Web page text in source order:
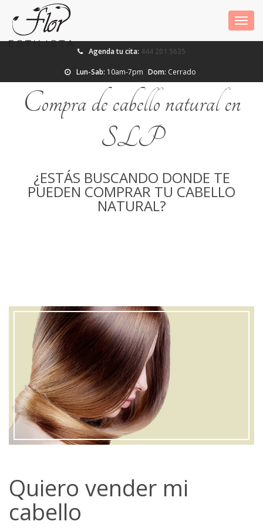
TINTE Y MECHAS
PEINADO Y MAQUILLAJE
PEDICURE Y MANICURE SPA
QUERATINA
COMPRA DE CABELLO
NATURAL
Agenda tu cita: 444 201 5635
Lun-Sab: 10am-7pm Dom: Cerrado
Compra de cabello natural en
SLP
¿ESTÁS BUSCANDO DONDE TE
PUEDEN COMPRAR TU CABELLO
NATURAL?
Quiero vender mi
cabello